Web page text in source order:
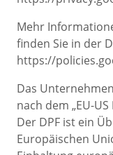
Mehr
finden Sie in der
https://
Das
nach dem „EU-
Der DPF ist ein
Europäischen